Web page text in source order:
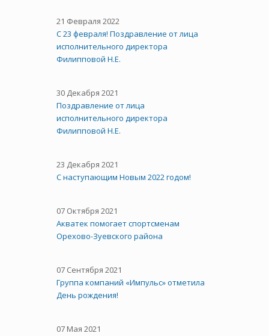
21 Февраля 2022
С 23 февраля! Поздравление от лица
исполнительного директора
Филипповой Н.Е.
30 Декабря 2021
Поздравление от лица
исполнительного директора
Филипповой Н.Е.
23 Декабря 2021
С наступающим Новым 2022 годом!
07 Октября 2021
Акватек помогает спортсменам
Орехово-Зуевского района
07 Сентября 2021
Группа компаний «Импульс» отметила
День рождения!
07 Мая 2021